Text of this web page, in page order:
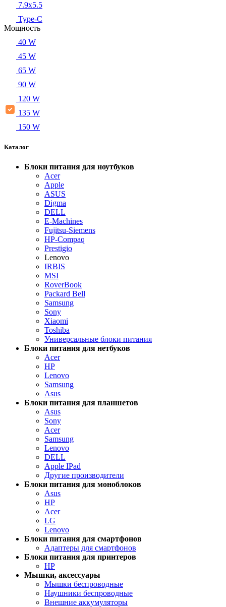
7.9x5.5
Type-C
Мощность
40 W
45 W
65 W
90 W
120 W
135 W
150 W
Каталог
Блоки питания для ноутбуков
Acer
Apple
ASUS
Digma
DELL
E-Machines
Fujitsu-Siemens
HP-Compaq
Prestigio
Lenovo
IRBIS
MSI
RoverBook
Packard Bell
Samsung
Sony
Xiaomi
Toshiba
Универсальные блоки питания
Блоки питания для нетбуков
Acer
HP
Lenovo
Samsung
Asus
Блоки питания для планшетов
Asus
Sony
Acer
Samsung
Lenovo
DELL
Apple IPad
Другие производители
Блоки питания для моноблоков
Asus
HP
Acer
LG
Lenovo
Блоки питания для смартфонов
Адаптеры для смартфонов
Блоки питания для принтеров
HP
Мышки, аксессуары
Мышки беспроводные
Наушники беспроводные
Внешние аккумуляторы